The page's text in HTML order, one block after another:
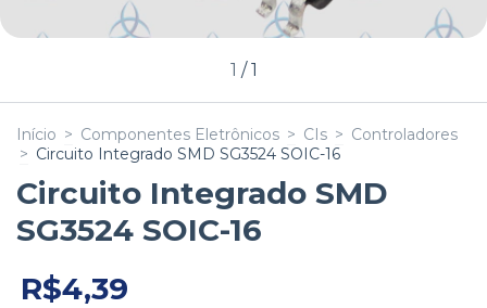
1 /1
Início > Componentes Eletrônicos > CIs > Controladores
> Circuito Integrado SMD SG3524 SOIC-16
Circuito Integrado SMD
SG3524 SOIC-16
R$4,39